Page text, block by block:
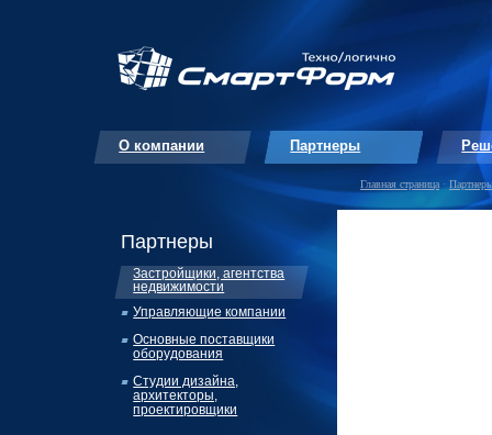
О компании Партнеры
Главная страница ·
Партнеры
Застройщики, агентства
недвижимости
Управляющие компании
Основные поставщики
оборудования
Студии дизайна,
архитекторы,
проектировщики